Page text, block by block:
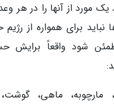
مورد از آنها را در هر
نباید برای همواره از
شود واقعاً برایش
مارچوبه، ماهی،